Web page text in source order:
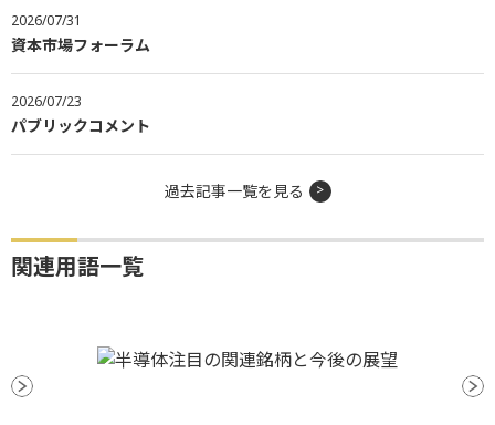
2026/07/31
資本市場フォーラム
2026/07/23
パブリックコメント
過去記事一覧を見る
関連用語一覧